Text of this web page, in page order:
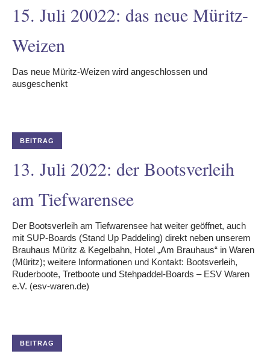
15. Juli 20022: das neue Müritz-
Weizen
Das neue Müritz-Weizen wird angeschlossen und
ausgeschenkt
BEITRAG
13. Juli 2022: der Bootsverleih
am Tiefwarensee
Der Bootsverleih am Tiefwarensee hat weiter geöffnet, auch
mit SUP-Boards (Stand Up Paddeling) direkt neben unserem
Brauhaus Müritz & Kegelbahn, Hotel „Am Brauhaus“ in Waren
(Müritz); weitere Informationen und Kontakt: Bootsverleih,
Ruderboote, Tretboote und Stehpaddel-Boards – ESV Waren
e.V. (esv-waren.de)
BEITRAG